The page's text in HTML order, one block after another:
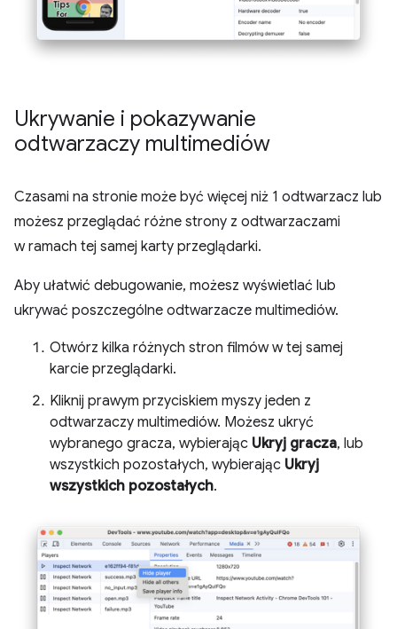
Ukrywanie i pokazywanie
odtwarzaczy multimediów
Czasami na stronie może być więcej niż 1 odtwarzacz lub
możesz przeglądać różne strony z odtwarzaczami
w ramach tej samej karty przeglądarki.
Aby ułatwić debugowanie, możesz wyświetlać lub
ukrywać poszczególne odtwarzacze multimediów.
Otwórz kilka różnych stron filmów w tej samej
karcie przeglądarki.
Kliknij prawym przyciskiem myszy jeden z
odtwarzaczy multimediów. Możesz ukryć
wybranego gracza, wybierając Ukryj gracza, lub
wszystkich pozostałych, wybierając Ukryj
wszystkich pozostałych.